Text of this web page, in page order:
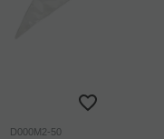
D000M2-50